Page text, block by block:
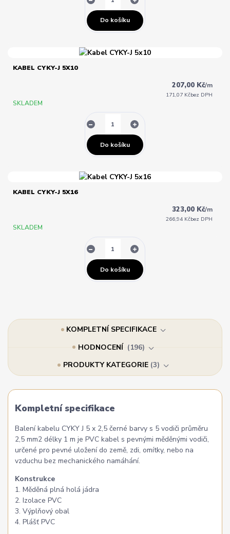
Do košíku
KABEL CYKY-J 5X10
207,00 Kč/m
171,07 Kčbez DPH
SKLADEM
Do košíku
KABEL CYKY-J 5X16
323,00 Kč/m
266,94 Kčbez DPH
SKLADEM
Do košíku
KOMPLETNÍ SPECIFIKACE
HODNOCENÍ
196
PRODUKTY KATEGORIE 3
Kompletní specifikace
Balení kabelu CYKY J 5 x 2,5 černé barvy s 5 vodiči průměru
2,5 mm2 délky 1 m je PVC kabel s pevnými měděnými vodiči,
určené pro pevné uložení do země, zdi, omítky, nebo na
vzduchu bez mechanického namáhání.
Konstrukce
1. Měděná plná holá jádra
2. Izolace PVC
3. Výplňový obal
4. Plášť PVC